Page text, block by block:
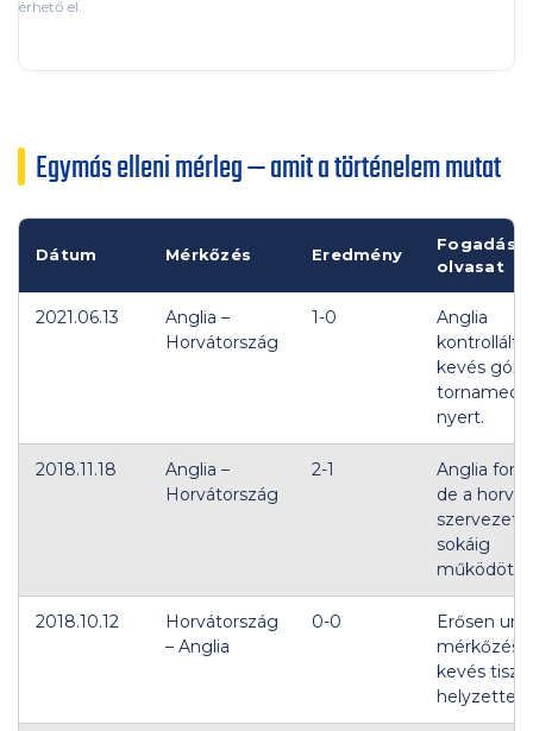
érhető el.
Egymás elleni mérleg — amit a történelem mutat
Dátum Mérkőzés Eredmény
Fogadási
olvasat
2021.06.13
Anglia –
Horvátország
1-0
Anglia
kontrollált,
kevés
nyert.
2018.11.18
Anglia –
Horvátország
2-1
Anglia
de a horvát
sokáig
működött.
2018.10.12
Horvátország
– Anglia
0-0
Erősen
mérkőzés,
kevés
helyzettel.